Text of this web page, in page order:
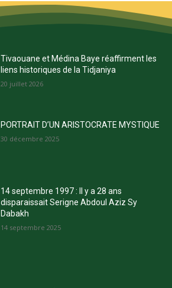
Tivaouane et Médina Baye réaffirment les
liens historiques de la Tidjaniya
20 juillet 2026
PORTRAIT D’UN ARISTOCRATE MYSTIQUE
30 décembre 2025
14 septembre 1997 : Il y a 28 ans
disparaissait Serigne Abdoul Aziz Sy
Dabakh
14 septembre 2025